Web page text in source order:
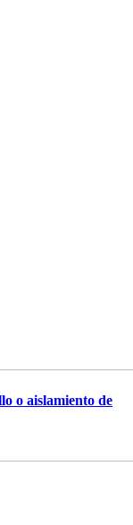
o aislamiento de